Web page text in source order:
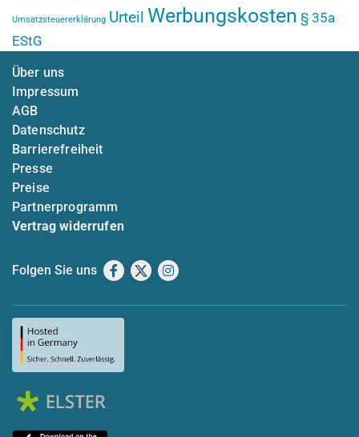
Umsatzsteuererklärung Urteil Werbungskosten § 35a
EStG
Über uns
Impressum
AGB
Datenschutz
Barrierefreiheit
Presse
Preise
Partnerprogramm
Vertrag widerrufen
Folgen Sie uns Facebook
X Instagram